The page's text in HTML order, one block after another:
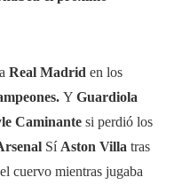
Real Madrid en los
Y Guardiola
Caminante si perdió los
Sí Aston Villa tras
cuervo mientras jugaba